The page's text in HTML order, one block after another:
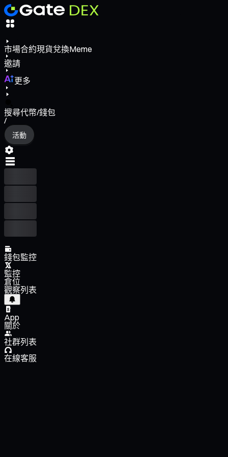
市場合約現貨兌換Meme
邀請
更多
搜尋代幣/錢包
/
活動
錢包監控
監控
倉位
觀察列表
App
關於
社群列表
在線客服